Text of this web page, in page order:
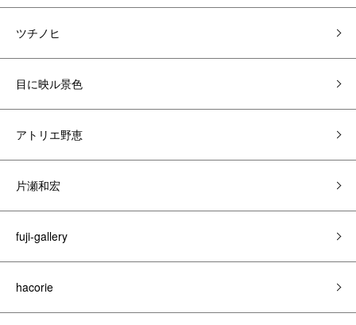
ツチノヒ
目に映ル景色
アトリエ野恵
片瀬和宏
fuji-gallery
hacorie